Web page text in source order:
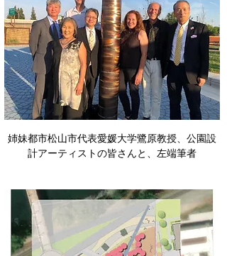
姉妹都市松山市代表愛媛大学鷺原教授、公園設
計アーティストの皆さんと、左端筆者